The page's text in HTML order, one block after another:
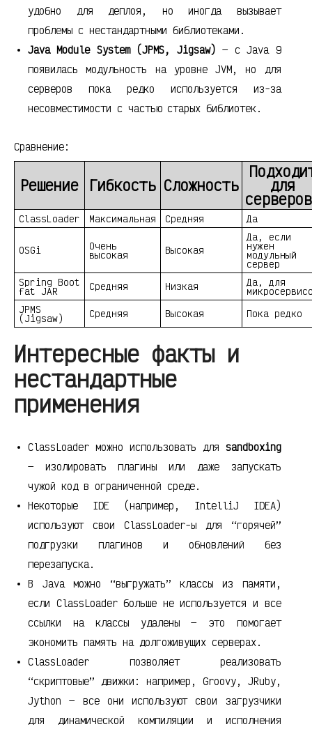
удобно для деплоя, но иногда вызывает
проблемы с нестандартными библиотеками.
Java Module System (JPMS, Jigsaw) — с Java 9
появилась модульность на уровне JVM, но для
серверов пока редко используется из-за
несовместимости с частью старых библиотек.
Сравнение:
Решение Гибкость Сложность для
ClassLoader Максимальная Средняя Да
OSGi Очень
высокая Высокая
Да, если
нужен
модульный
сервер
Spring Boot
fat JAR Средняя Низкая Да, для
JPMS
(Jigsaw) Средняя Высокая Пока редко
Интересные факты и
нестандартные
применения
ClassLoader можно использовать для sandboxing
— изолировать плагины или даже запускать
чужой код в ограниченной среде.
Некоторые IDE (например, IntelliJ IDEA)
используют свои ClassLoader-ы для “горячей”
подгрузки плагинов и обновлений без
перезапуска.
В Java можно “выгружать” классы из памяти,
если ClassLoader больше не используется и все
ссылки на классы удалены — это помогает
экономить память на долгоживущих серверах.
ClassLoader позволяет реализовать
“скриптовые” движки: например, Groovy, JRuby,
Jython — все они используют свои загрузчики
для динамической компиляции и исполнения